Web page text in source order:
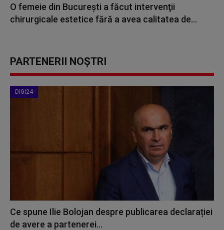
O femeie din București a făcut intervenţii
chirurgicale estetice fără a avea calitatea de...
PARTENERII NOȘTRI
DIGI24
Ce spune Ilie Bolojan despre publicarea declarației
de avere a partenerei...